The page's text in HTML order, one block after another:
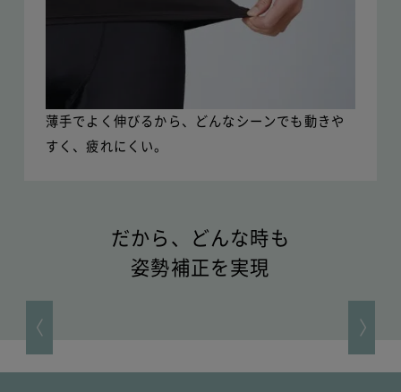
薄手でよく伸びるから、どんなシーンでも動きや
すく、疲れにくい。
だから、どんな時も
姿勢補正を実現